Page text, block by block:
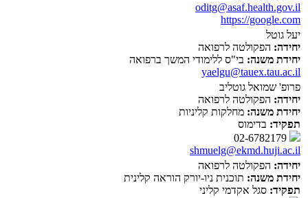
oditg@asaf.health.gov.il
https://google.com
יעל גוטל
יחידה: הפקולטה לרפואה
יחידת משנה: בי"ס ללימודי המשך ברפואה
yaelgu@tauex.tau.ac.il
פרופ' שמואל גוטליב
יחידה: הפקולטה לרפואה
יחידת משנה: מחלקות קליניות
תפקיד: בדימוס
shmuelg@ekmd.huji.ac.il
יחידה: הפקולטה לרפואה
יחידת משנה: תוכנית ניו-יורק הוראה קלינית
תפקיד: סגל אקדמי קליני